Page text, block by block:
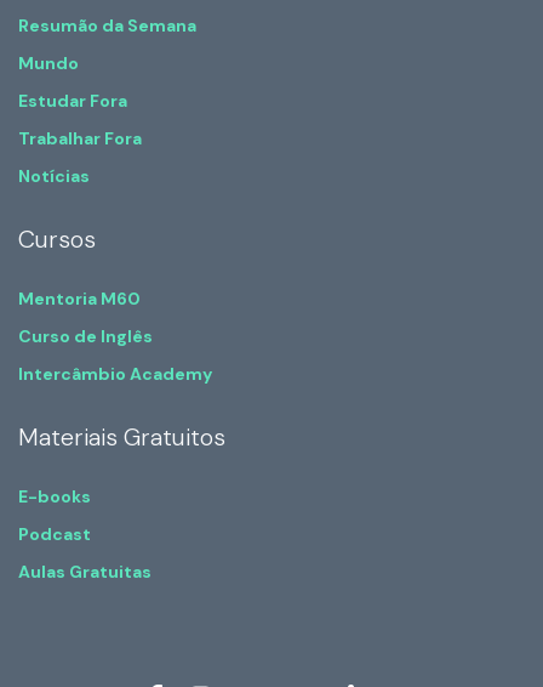
Resumão da Semana
Mundo
Estudar Fora
Trabalhar Fora
Notícias
Cursos
Mentoria M60
Curso de Inglês
Intercâmbio Academy
Materiais Gratuitos
E-books
Podcast
Aulas Gratuitas